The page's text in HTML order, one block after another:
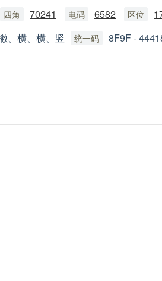
四角 70241 电码 6582 区位
、横、横、竖 统一码 8F9F -